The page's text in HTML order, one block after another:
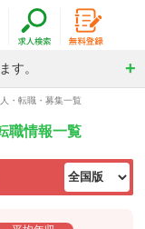
す。
・転職・募集一覧
職情報一覧